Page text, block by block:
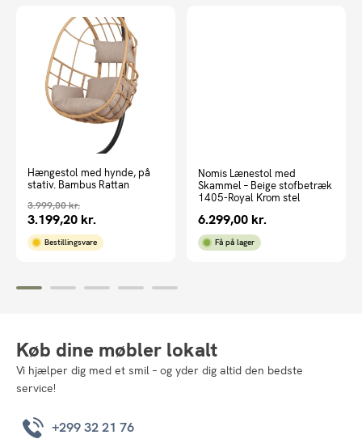
Hængestol med hynde, på
stativ. Bambus Rattan
3.999,00kr.
3.199,20 kr.
Bestillingsvare
Nomis Lænestol med
Skammel – Beige stofbetræk
1405-Royal Krom stel
6.299,00 kr.
Få på lager
Køb dine møbler lokalt
Vi hjælper dig med et smil – og yder dig altid den bedste
service!
+299 32 21 76